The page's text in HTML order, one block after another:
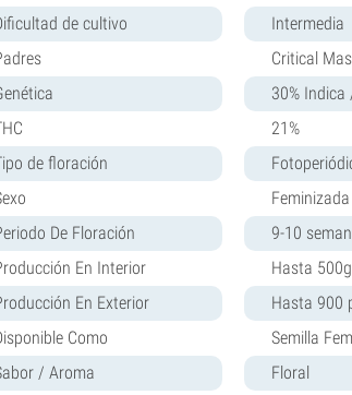
de cultivo
Intermedia
Critical
30% Indica
21%
de floración
Feminizada
De Floración
9-10
En Interior
Hasta
En Exterior
Hasta 900
Como
Semilla
/ Aroma
Floral